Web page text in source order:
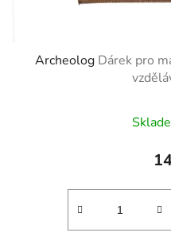
Archeolog Dárek pro